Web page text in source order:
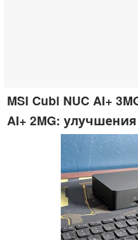
MSI Cubi NUC AI+
AI+ 2MG: